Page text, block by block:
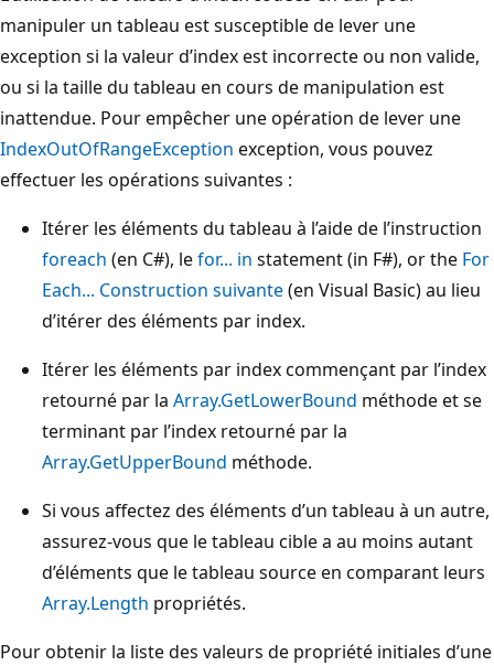
manipuler un tableau est susceptible de lever une
exception si la valeur d’index est incorrecte ou non valide,
ou si la taille du tableau en cours de manipulation est
inattendue. Pour empêcher une opération de lever une
IndexOutOfRangeException exception, vous pouvez
effectuer les opérations suivantes :
Itérer les éléments du tableau à l’aide de l’instruction
foreach (en C#), lefor... in statement (in F#), or the For
Each... Construction suivante(en Visual Basic) au lieu
d’itérer des éléments par index.
Itérer les éléments par index commençant par l’index
retourné par la Array.GetLowerBound méthode et se
terminant par l’index retourné par la
Array.GetUpperBound méthode.
Si vous affectez des éléments d’un tableau à un autre,
assurez-vous que le tableau cible a au moins autant
d’éléments que le tableau source en comparant leurs
Array.Length propriétés.
Pour obtenir la liste des valeurs de propriété initiales d’une